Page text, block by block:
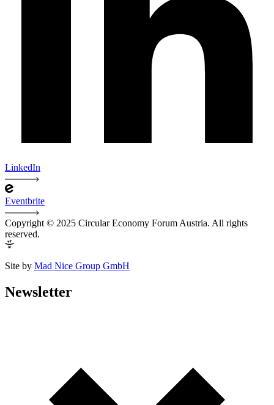
LinkedIn
Eventbrite
Copyright © 2025 Circular Economy Forum Austria. All rights
reserved.
Site by Mad Nice Group GmbH
Newsletter